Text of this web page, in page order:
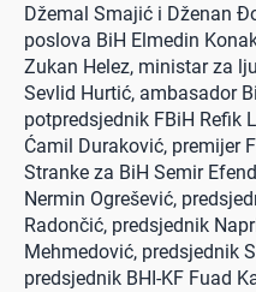
Džemal Smajić i Dženan
poslova BiH Elmedin
Zukan Helez, ministar za
Sevlid Hurtić, ambasador
potpredsjednik FBiH Refik
Ćamil Duraković, premijer
Stranke za BiH Semir
Nermin Ogrešević,
Radončić, predsjednik
Mehmedović, predsjednik
predsjednik BHI-KF Fuad